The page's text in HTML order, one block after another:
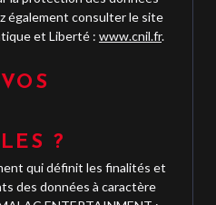
également consulter le site
et Liberté : www.cnil.fr.
?
qui définit les finalités et
des données à caractère